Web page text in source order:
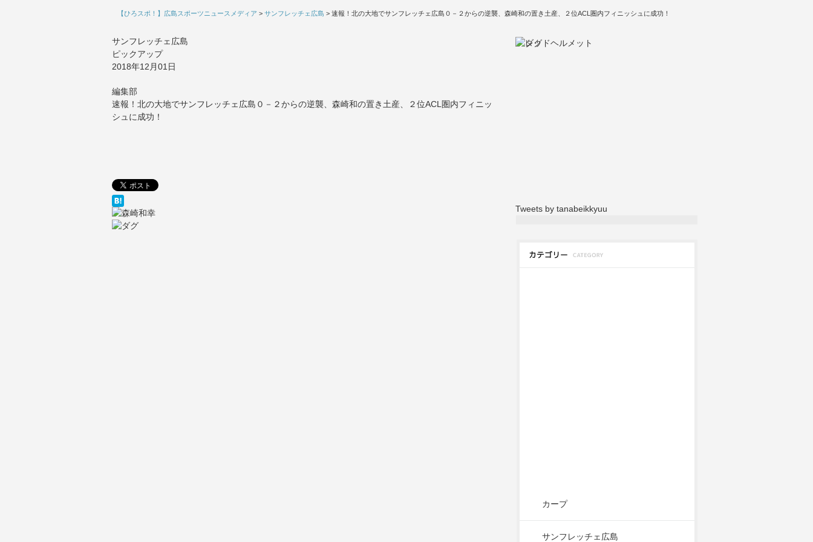
【ひろスポ！】広島スポーツニュースメディア > サンフレッチェ広島 > 速報！北の大地でサンフレッチェ広島０－２からの逆襲、森崎和の置き土産、２位ACL圏内フィニッシュに成功！
サンフレッチェ広島
ピックアップ
2018年12月01日
編集部
速報！北の大地でサンフレッチェ広島０－２からの逆襲、森崎和の置き土産、２位ACL圏内フィニッ
シュに成功！
Tweets by tanabeikkyuu
カープ
サンフレッチェ広島